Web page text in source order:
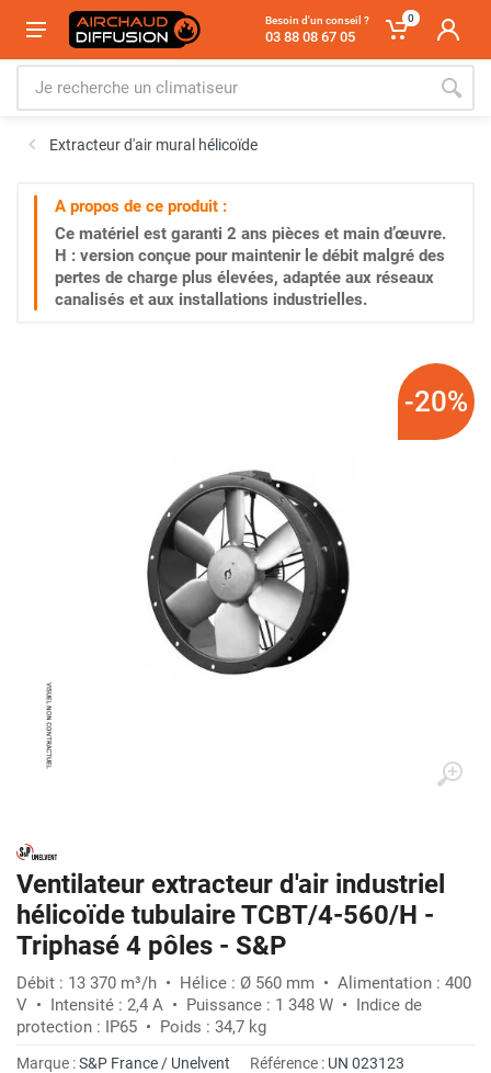
Besoin d'un conseil ?
03 88 08 67 05
0
Extracteur d'air mural hélicoïde
A propos de ce produit :
Ce matériel est garanti 2 ans pièces et main d’œuvre.
H : version conçue pour maintenir le débit malgré des
pertes de charge plus élevées, adaptée aux réseaux
canalisés et aux installations industrielles.
-20%
Ventilateur extracteur d'air industriel
hélicoïde tubulaire TCBT/4-560/H -
Triphasé 4 pôles - S&P
Débit : 13 370 m³/h • Hélice : Ø 560 mm • Alimentation : 400
V • Intensité : 2,4 A • Puissance : 1 348 W • Indice de
protection : IP65 • Poids : 34,7 kg
Marque :S&P France / Unelvent Référence : UN 023123